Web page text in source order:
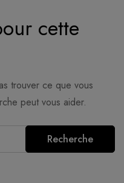
cette
trouver ce que vous
peut vous aider.
Recherche